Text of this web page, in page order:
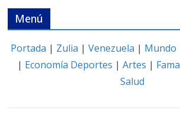
Menú
Portada | Zulia | Venezuela | Mundo
| Economía Deportes |Artes | Fama
Salud